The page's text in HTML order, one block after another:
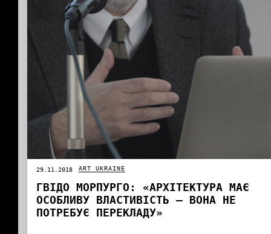
29.11.2018 ART UKRAINE
ГВІДО МОРПУРГО: «АРХІТЕКТУРА МАЄ
ОСОБЛИВУ ВЛАСТИВІСТЬ – ВОНА НЕ
ПОТРЕБУЄ ПЕРЕКЛАДУ»